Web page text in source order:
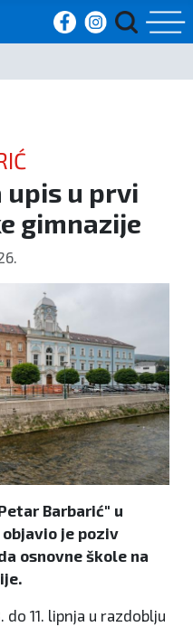
upis u prvi
gimnazije
Barbarić" u
je poziv
osnovne škole na
11. lipnja u razdoblju